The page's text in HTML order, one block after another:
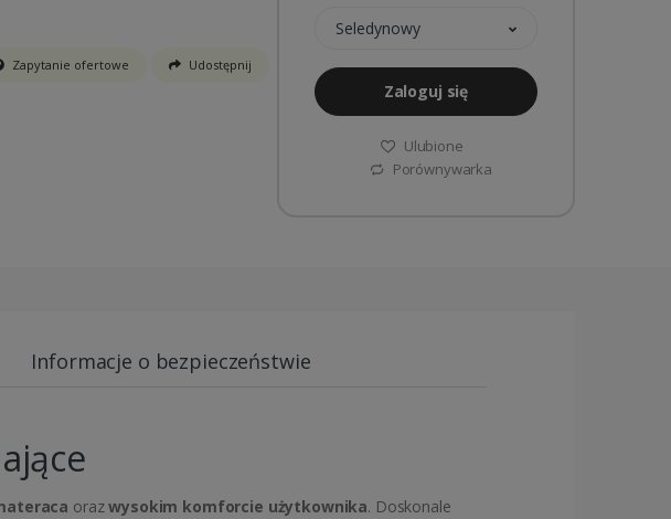
Zapytanie ofertowe Udostępnij
Seledynowy
Zaloguj się
Ulubione
Porównywarka
Informacje o bezpieczeństwie
orazwysokim komforcie użytkownika. Doskonale